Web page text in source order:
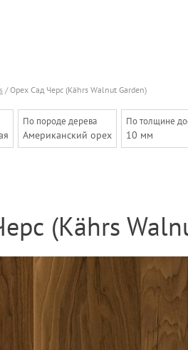
/ Орех Сад Черс (Kährs Walnut Garden)
По породе дерева
Американский орех
По толщине
10 мм
(Kährs